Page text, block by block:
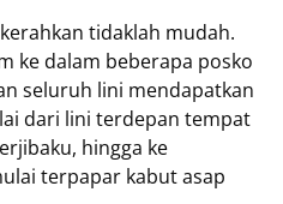
tidaklah mudah.
ke dalam beberapa posko
seluruh lini mendapatkan
dari lini terdepan tempat
hingga ke
terpapar kabut asap